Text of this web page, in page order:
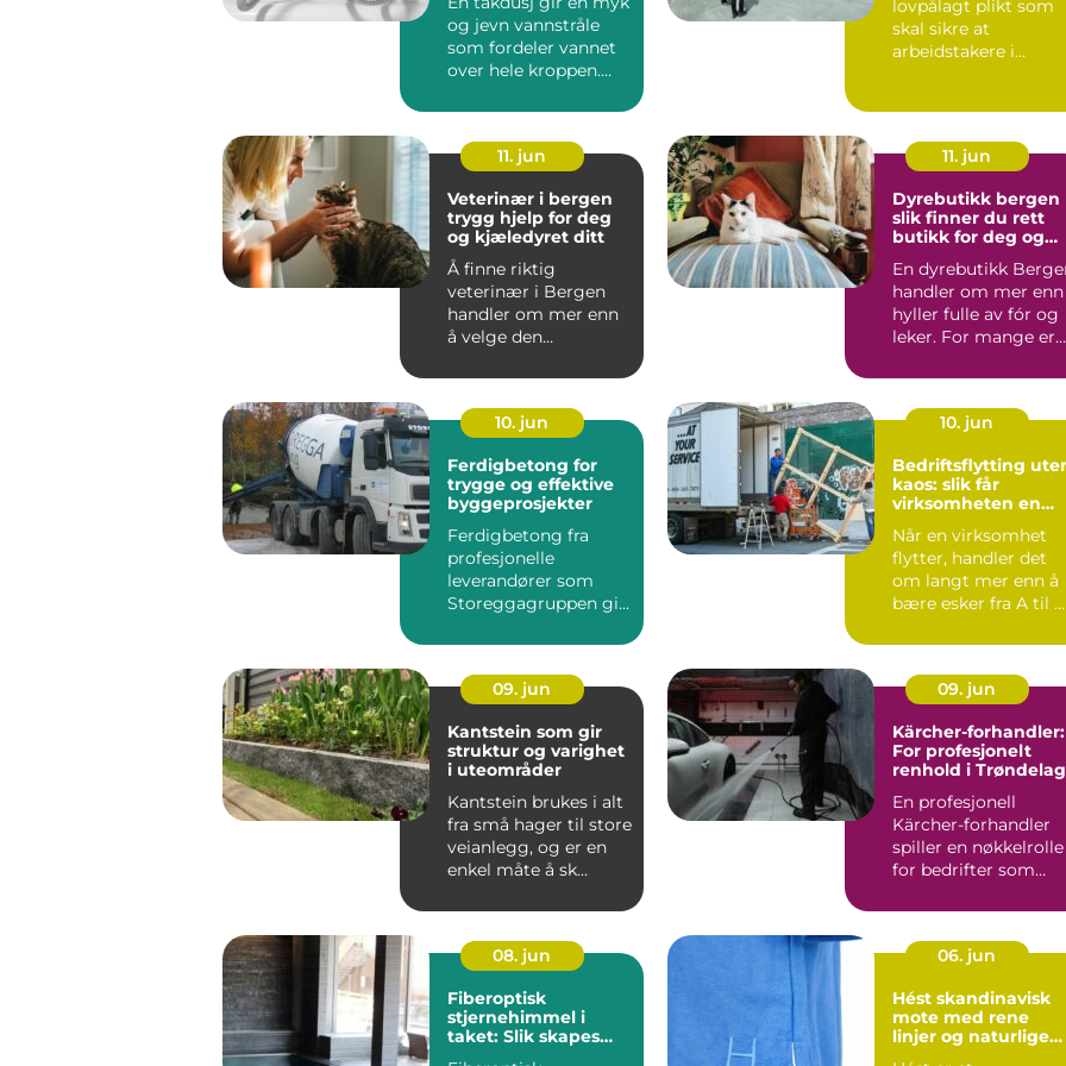
og jevn vannstråle
som fordeler vannet
over hele kroppen.
dette...
lovpålagt plikt som
skal sikre at
arbeidstakere i
11. jun
Veterinær i bergen
trygg hjelp for deg
og kjæledyret ditt
Å finne riktig
veterinær i Bergen
handler om mer enn
å velge den
For mange er kj...
11. jun
Dyrebutikk bergen
slik finner du rett
butikk for deg og
En dyrebutikk
handler om mer enn
hyller fulle av fór og
leker. For mange er
10. jun
Ferdigbetong for
trygge og effektive
byggeprosjekter
Ferdigbetong fra
profesjonelle
leverandører som
Storeggagruppen gir
entrepren&os...
10. jun
Bedriftsflytting
kaos: slik får
virksomheten en
Når en virksomhet
flytter, handler det
om langt mer enn å
bære esker fra A til
09. jun
Kantstein som gir
struktur og varighet
i uteområder
Kantstein brukes i alt
fra små hager til store
veianlegg, og er en
enkel måte å sk...
09. jun
Kärcher-forhandler:
For profesjonelt
renhold i Trøndelag
En profesjonell
Kärcher-forhandler
spiller en nøkkelrolle
for bedrifter som
08. jun
Fiberoptisk
stjernehimmel i
taket: Slik skapes
06. jun
Hést skandinavisk
mote med rene
linjer og naturlige